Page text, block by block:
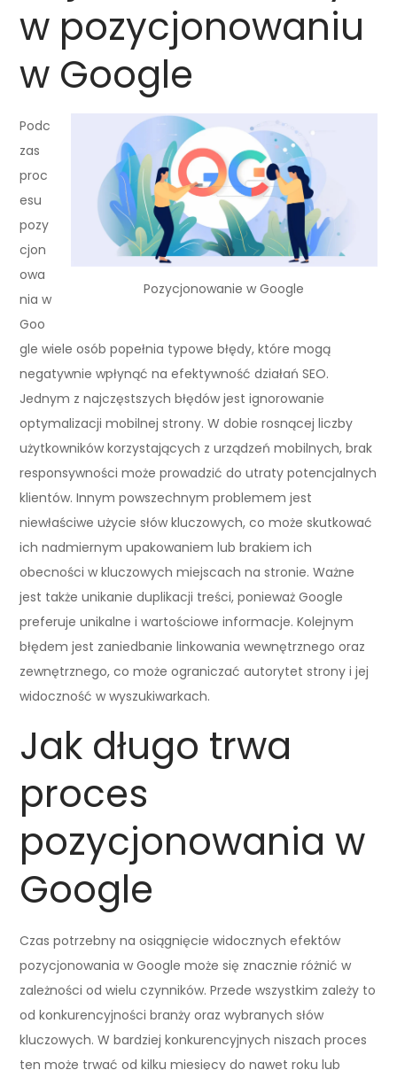
w pozycjonowaniu
w Google
Pozycjonowanie w Google
Podc
zas
proc
esu
pozy
cjon
owa
nia w
Goo
gle wiele osób popełnia typowe błędy, które mogą
negatywnie wpłynąć na efektywność działań SEO.
Jednym z najczęstszych błędów jest ignorowanie
optymalizacji mobilnej strony. W dobie rosnącej liczby
użytkowników korzystających z urządzeń mobilnych, brak
responsywności może prowadzić do utraty potencjalnych
klientów. Innym powszechnym problemem jest
niewłaściwe użycie słów kluczowych, co może skutkować
ich nadmiernym upakowaniem lub brakiem ich
obecności w kluczowych miejscach na stronie. Ważne
jest także unikanie duplikacji treści, ponieważ Google
preferuje unikalne i wartościowe informacje. Kolejnym
błędem jest zaniedbanie linkowania wewnętrznego oraz
zewnętrznego, co może ograniczać autorytet strony i jej
widoczność w wyszukiwarkach.
Jak długo trwa
proces
pozycjonowania w
Google
Czas potrzebny na osiągnięcie widocznych efektów
pozycjonowania w Google może się znacznie różnić w
zależności od wielu czynników. Przede wszystkim zależy to
od konkurencyjności branży oraz wybranych słów
kluczowych. W bardziej konkurencyjnych niszach proces
ten może trwać od kilku miesięcy do nawet roku lub